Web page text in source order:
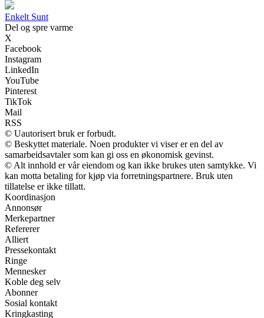
Enkelt Sunt
Del og spre varme
X
Facebook
Instagram
LinkedIn
YouTube
Pinterest
TikTok
Mail
RSS
© Uautorisert bruk er forbudt.
© Beskyttet materiale. Noen produkter vi viser er en del av
samarbeidsavtaler som kan gi oss en økonomisk gevinst.
© Alt innhold er vår eiendom og kan ikke brukes uten samtykke. Vi
kan motta betaling for kjøp via forretningspartnere. Bruk uten
tillatelse er ikke tillatt.
Koordinasjon
Annonsør
Merkepartner
Refererer
Alliert
Pressekontakt
Ringe
Mennesker
Koble deg selv
Abonner
Sosial kontakt
Kringkasting